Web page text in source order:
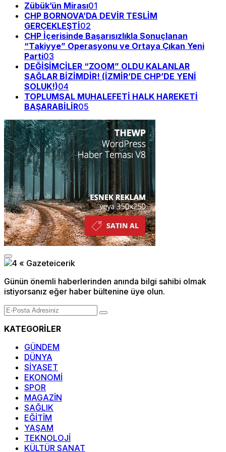
Zübük’ün Mirası01
CHP BORNOVA’DA DEVİR TESLİM
GERÇEKLEŞTİ02
CHP İçerisinde Başarısızlıkla Sonuçlanan
“Takiyye” Operasyonu ve Ortaya Çıkan Yeni
Parti03
DEĞİŞİMCİLER “ZOOM” OLDU KALANLAR
SAĞLAR BİZİMDİR! (İZMİR’DE CHP’DE YENİ
SOLUK!)04
TOPLUMSAL MUHALEFETİ HALK HAREKETİ
BAŞARABİLİR05
Günün önemli haberlerinden anında bilgi sahibi olmak
istiyorsanız eğer haber bültenine üye olun.
KATEGORİLER
GÜNDEM
DÜNYA
SİYASET
EKONOMİ
SPOR
MAGAZİN
SAĞLIK
EĞİTİM
YAŞAM
TEKNOLOJİ
KÜLTÜR SANAT